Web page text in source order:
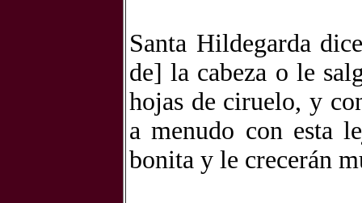
Santa Hildegarda
de] la cabeza o le
hojas de ciruelo, y
a menudo con esta
bonita y le crecerán